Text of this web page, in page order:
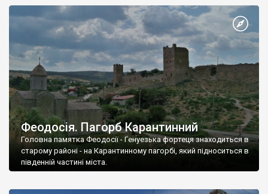
Феодосія. Пагорб Карантинний
Головна памятка Феодосії - Генуезька фортеця знаходиться в
старому районі - на Карантинному пагорбі, який підноситься в
південній частині міста.